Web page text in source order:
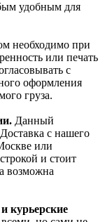
удобным для
необходимо при
или печать
с
оформления
груза.
Данный
с нашего
или
и стоит
возможна
курьерские